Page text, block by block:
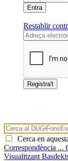
Restablir
Cerca en
Correspondència ...
Visualitzant